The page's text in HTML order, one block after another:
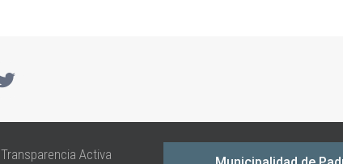
Transparencia Activa